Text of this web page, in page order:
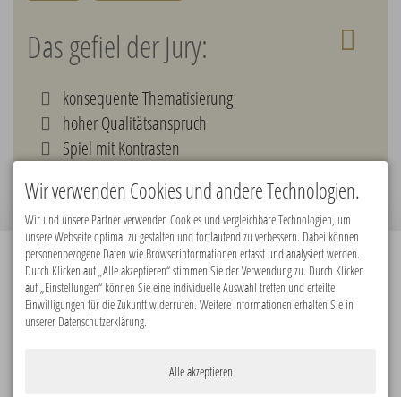
Das gefiel der Jury:
konsequente Thematisierung
hoher Qualitätsanspruch
Spiel mit Kontrasten
Premiumpartner:
Wir verwenden Cookies und andere Technologien.
Wir und unsere Partner verwenden Cookies und vergleichbare Technologien, um
unsere Webseite optimal zu gestalten und fortlaufend zu verbessern. Dabei können
personenbezogene Daten wie Browserinformationen erfasst und analysiert werden.
Durch Klicken auf „Alle akzeptieren“ stimmen Sie der Verwendung zu. Durch Klicken
auf „Einstellungen“ können Sie eine individuelle Auswahl treffen und erteilte
Einwilligungen für die Zukunft widerrufen. Weitere Informationen erhalten Sie in
unserer Datenschutzerklärung.
Alle akzeptieren